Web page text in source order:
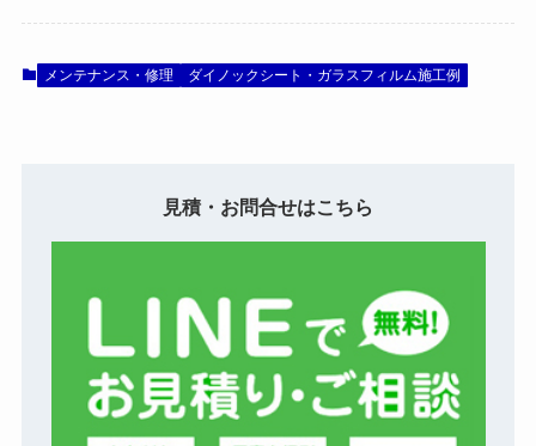
メンテナンス・修理 ダイノックシート・ガラスフィルム施工例
見積・お問合せはこちら